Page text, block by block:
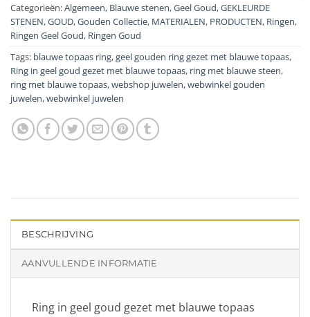
Categorieën:Algemeen, Blauwe stenen,Geel Goud,GEKLEURDE
STENEN,GOUD,Gouden Collectie, MATERIALEN, PRODUCTEN, Ringen,
Ringen Geel Goud, Ringen Goud
Tags: blauwe topaas ring,geel gouden ring gezet met blauwe topaas,
Ring in geel goud gezet met blauwe topaas, ring met blauwe steen,
ring met blauwe topaas,webshop juwelen,webwinkel gouden
juwelen,webwinkel juwelen
BESCHRIJVING
AANVULLENDE INFORMATIE
Ring in geel goud gezet met blauwe topaas